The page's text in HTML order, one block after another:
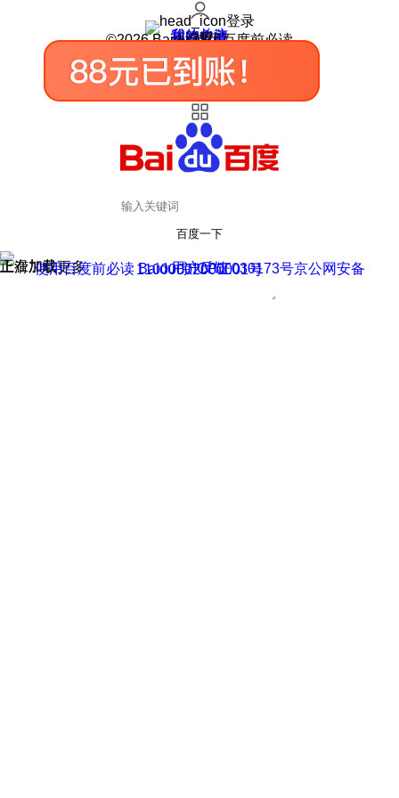
登录
我的关注
我的收藏
皮肤中心
用户反馈
设置
©2026 Baidu 使用百度前必读
百度一下
正在加载
上滑加载更多 用户反馈
使用百度前必读 Baidu 京ICP证030173号
京公网安备11000002000001号